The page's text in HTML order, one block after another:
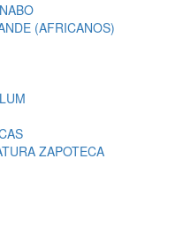
(AFRICANOS)
ZAPOTECA